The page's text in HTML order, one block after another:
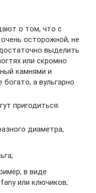
о том, что с
осторожной, не
выделить
или скромно
камнями и
а вульгарно
пригодиться:
диаметра,
в виде
или ключиков;